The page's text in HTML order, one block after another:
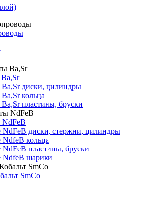
диски, цилиндры
кольца
пластины, бруски
диски, стержни, цилиндры
кольца
пластины, бруски
NdfeB шарики
SmCo